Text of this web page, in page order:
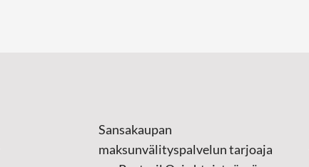
Sansakaupan
maksunvälityspalvelun tarjoaja